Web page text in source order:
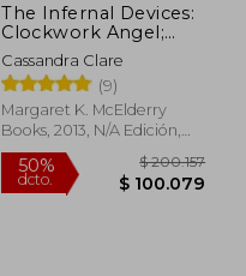
50%
dcto. $
The Infernal Devices:
Clockwork Angel;
Clockwork Prince;
Clockwork Princess
(en Inglés)
Cassandra Clare
(9)
Margaret K. McElderry
Books, 2013, N/A Edición,
Tapa Dura, Nuevo